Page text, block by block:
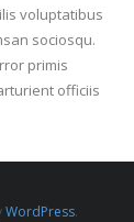
voluptatibus
sociosqu.
primis
officiis
WordPress.